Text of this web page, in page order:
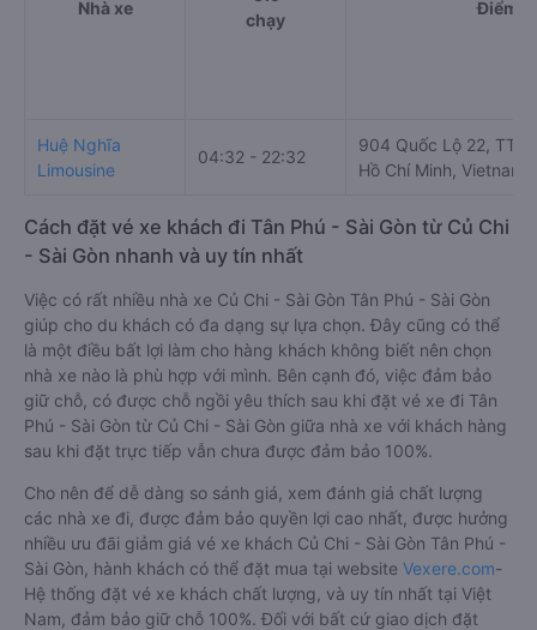
Nhà xe
chạy
Điểm đi
Huệ Nghĩa
Limousine
04:32 - 22:32
904 Quốc Lộ 22, TT.
Hồ Chí Minh, Vietnam
Cách đặt vé xe khách đi Tân Phú - Sài Gòn từ Củ Chi
- Sài Gòn nhanh và uy tín nhất
Việc có rất nhiều nhà xe Củ Chi - Sài Gòn Tân Phú - Sài Gòn
giúp cho du khách có đa dạng sự lựa chọn. Đây cũng có thể
là một điều bất lợi làm cho hàng khách không biết nên chọn
nhà xe nào là phù hợp với mình. Bên cạnh đó, việc đảm bảo
giữ chỗ, có được chỗ ngồi yêu thích sau khi đặt vé xe đi Tân
Phú - Sài Gòn từ Củ Chi - Sài Gòn giữa nhà xe với khách hàng
sau khi đặt trực tiếp vẫn chưa được đảm bảo 100%.
Cho nên để dễ dàng so sánh giá, xem đánh giá chất lượng
các nhà xe đi, được đảm bảo quyền lợi cao nhất, được hưởng
nhiều ưu đãi giảm giá vé xe khách Củ Chi - Sài Gòn Tân Phú -
Sài Gòn, hành khách có thể đặt mua tại website Vexere.com-
Hệ thống đặt vé xe khách chất lượng, và uy tín nhất tại Việt
Nam, đảm bảo giữ chỗ 100%. Đối với bất cứ giao dịch đặt